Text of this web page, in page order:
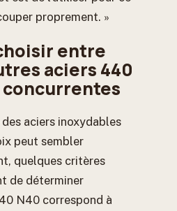
proprement. »
entre
aciers 440
aciers inoxydables
peut sembler
quelques critères
de déterminer
N40 correspond à